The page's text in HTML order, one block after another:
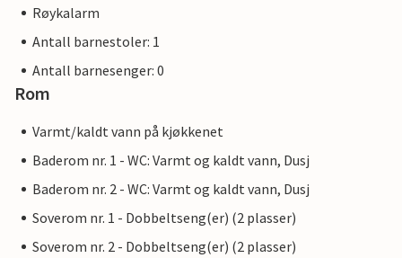
Røykalarm
Antall barnestoler: 1
Antall barnesenger: 0
Rom
Varmt/kaldt vann på kjøkkenet
Baderom nr. 1 - WC: Varmt og kaldt vann, Dusj
Baderom nr. 2 - WC: Varmt og kaldt vann, Dusj
Soverom nr. 1 - Dobbeltseng(er) (2 plasser)
Soverom nr. 2 - Dobbeltseng(er) (2 plasser)